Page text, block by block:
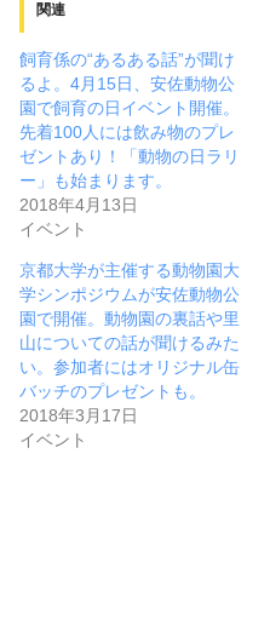
関連
飼育係の“あるある話”が聞け
るよ。4月15日、安佐動物公
園で飼育の日イベント開催。
先着100人には飲み物のプレ
ゼントあり！「動物の日ラリ
ー」も始まります。
2018年4月13日
イベント
京都大学が主催する動物園大
学シンポジウムが安佐動物公
園で開催。動物園の裏話や里
山についての話が聞けるみた
い。参加者にはオリジナル缶
バッチのプレゼントも。
2018年3月17日
イベント